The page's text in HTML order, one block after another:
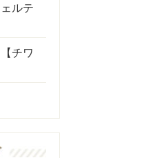
ルテ
チワ